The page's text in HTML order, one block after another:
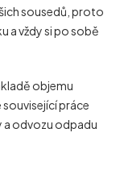
sousedů, proto
a vždy si po sobě
objemu
práce
a odvozu odpadu